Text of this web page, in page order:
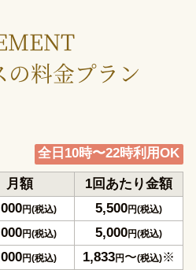
の料金プラン
全日10時〜22時利用OK
月額
1回あたり金額
円(税込) 5,500円(税込)
円(税込) 5,000円(税込)
円(税込) 1,833円〜(税込)※